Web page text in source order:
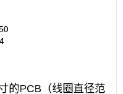
的PCB（线圈直径范